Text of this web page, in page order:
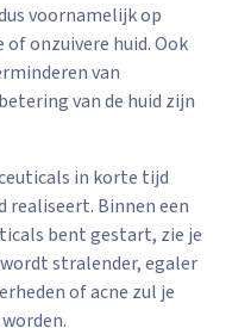
voornamelijk op
onzuivere huid. Ook
van
van de huid zijn
in korte tijd
realiseert. Binnen een
bent gestart, zie je
stralender, egaler
of acne zul je